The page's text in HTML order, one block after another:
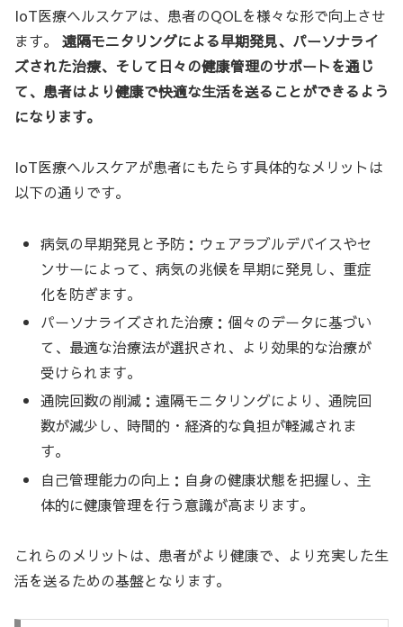
IoT医療ヘルスケアは、患者のQOLを様々な形で向上させ
ます。 遠隔モニタリングによる早期発見、パーソナライ
ズされた治療、そして日々の健康管理のサポートを通じ
て、患者はより健康で快適な生活を送ることができるよう
になります。
IoT医療ヘルスケアが患者にもたらす具体的なメリットは
以下の通りです。
病気の早期発見と予防：ウェアラブルデバイスやセ
ンサーによって、病気の兆候を早期に発見し、重症
化を防ぎます。
パーソナライズされた治療：個々のデータに基づい
て、最適な治療法が選択され、より効果的な治療が
受けられます。
通院回数の削減：遠隔モニタリングにより、通院回
数が減少し、時間的・経済的な負担が軽減されま
す。
自己管理能力の向上：自身の健康状態を把握し、主
体的に健康管理を行う意識が高まります。
これらのメリットは、患者がより健康で、より充実した生
活を送るための基盤となります。